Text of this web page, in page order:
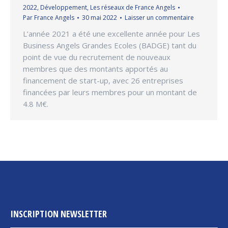
2022, Développement, Les réseaux de France Angels
Par France Angels 30 mai 2022 Laisser un commentaire
L’année 2021 a été une excellente année pour Les
Business Angels Grandes Ecoles (BADGE) tant du
point de vue du recrutement de nouveaux
membres que des montants apportés au
financement de start-up, avec 26 entreprises
financées par leurs membres pour un montant de
4.8 M€.
INSCRIPTION NEWSLETTER